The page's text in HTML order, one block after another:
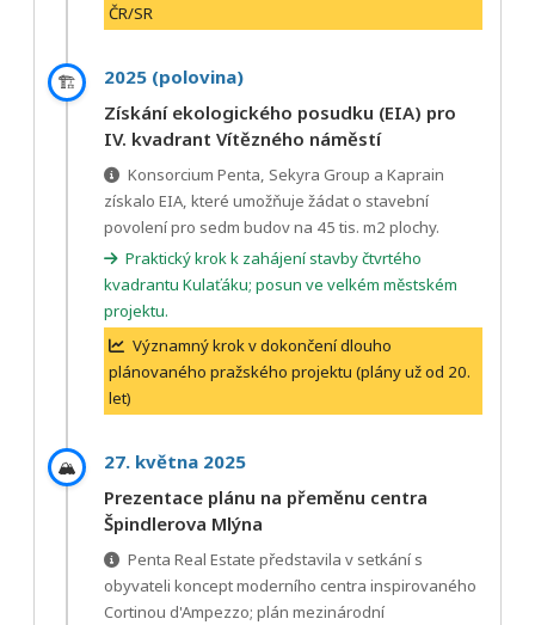
ČR/SR
🏗️
2025 (polovina)
Získání ekologického posudku (EIA) pro
IV. kvadrant Vítězného náměstí
Konsorcium Penta, Sekyra Group a Kaprain
získalo EIA, které umožňuje žádat o stavební
povolení pro sedm budov na 45 tis. m2 plochy.
Praktický krok k zahájení stavby čtvrtého
kvadrantu Kulaťáku; posun ve velkém městském
projektu.
Významný krok v dokončení dlouho
plánovaného pražského projektu (plány už od 20.
let)
🏔️
27. května 2025
Prezentace plánu na přeměnu centra
Špindlerova Mlýna
Penta Real Estate představila v setkání s
obyvateli koncept moderního centra inspirovaného
Cortinou d'Ampezzo; plán mezinárodní